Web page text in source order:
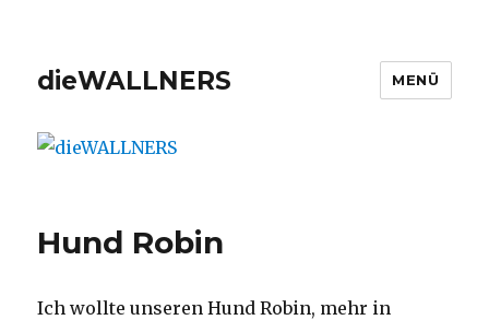
dieWALLNERS MENÜ
Hund Robin
Ich wollte unseren Hund Robin, mehr in